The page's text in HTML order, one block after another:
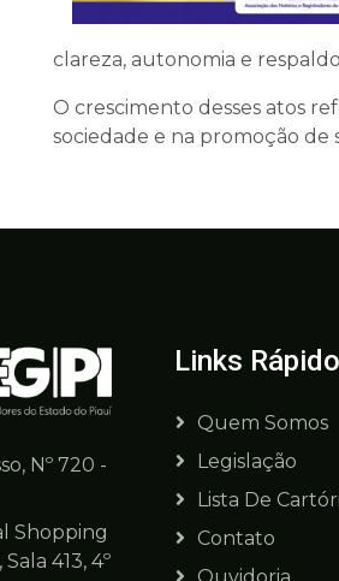
clareza, autonomia e
O crescimento desses atos
sociedade e na promoção de
Nº 720 -
Shopping
413, 4º
Links
Quem Somos
Legislação
Lista De
Contato